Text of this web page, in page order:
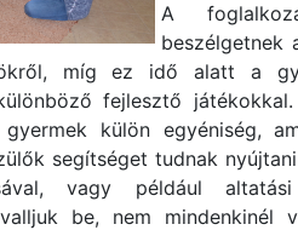
A
beszélgetnek
míg ez idő alatt a
fejlesztő
külön egyéniség,
segítséget tudnak
vagy például
be, nem mindenkinél